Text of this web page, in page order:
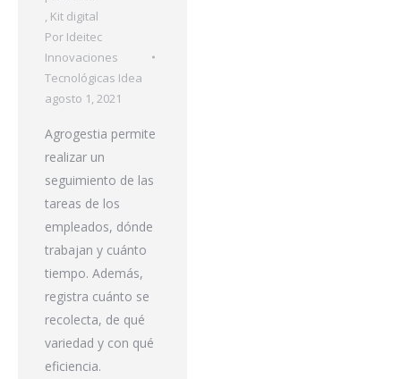
, Kit digital
Por Ideitec
Innovaciones
Tecnológicas Idea
agosto 1, 2021
Agrogestia permite
realizar un
seguimiento de las
tareas de los
empleados, dónde
trabajan y cuánto
tiempo. Además,
registra cuánto se
recolecta, de qué
variedad y con qué
eficiencia.